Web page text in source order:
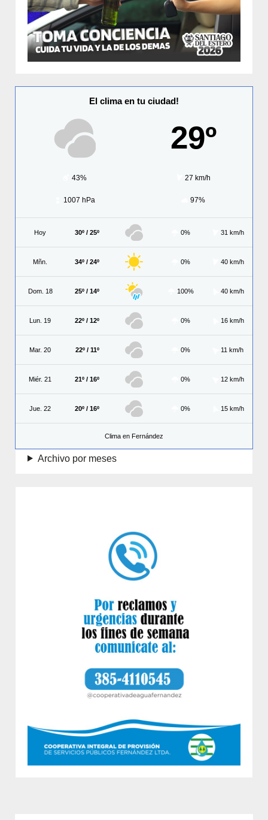
El clima en tu ciudad!
29º
43% 27 km/h
1007 hPa 97%
Hoy 30º / 25º 0% 31 km/h
Mñn. 34º / 24º 0% 40 km/h
Dom. 18 25º / 14º 100% 40 km/h
Lun. 19 22º / 12º 0% 16 km/h
Mar. 20 22º / 11º 0% 11 km/h
Miér. 21 21º / 16º 0% 12 km/h
Jue. 22 20º / 16º 0% 15 km/h
Clima en Fernández
Archivo por meses